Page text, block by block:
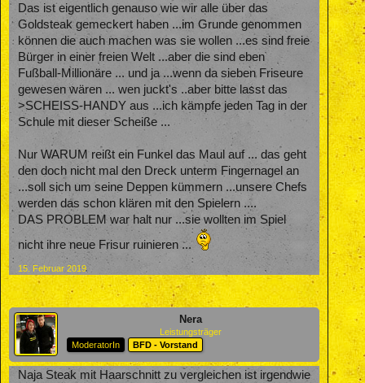
Das ist eigentlich genauso wie wir alle über das
Goldsteak gemeckert haben ...im Grunde genommen
können die auch machen was sie wollen ...es sind freie
Bürger in einer freien Welt ...aber die sind eben
Fußball-Millionäre ... und ja ...wenn da sieben Friseure
gewesen wären ... wen juckt's ..aber bitte lasst das
>SCHEISS-HANDY aus ...ich kämpfe jeden Tag in der
Schule mit dieser Scheiße ...
Nur WARUM reißt ein Funkel das Maul auf ... das geht
den doch nicht mal den Dreck unterm Fingernagel an
...soll sich um seine Deppen kümmern ...unsere Chefs
werden das schon klären mit den Spielern ....
DAS PROBLEM war halt nur ...sie wollten im Spiel
nicht ihre neue Frisur ruinieren ...
15. Februar 2019
Nera
Leistungsträger
ModeratorIn
BFD - Vorstand
Naja Steak mit Haarschnitt zu vergleichen ist irgendwie